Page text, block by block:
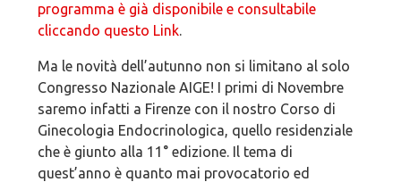
programma è già disponibile e consultabile
cliccando questo Link.
Ma le novità dell’autunno non si limitano al solo
Congresso Nazionale AIGE! I primi di Novembre
saremo infatti a Firenze con il nostro Corso di
Ginecologia Endocrinologica, quello residenziale
che è giunto alla 11° edizione. Il tema di
quest’anno è quanto mai provocatorio ed